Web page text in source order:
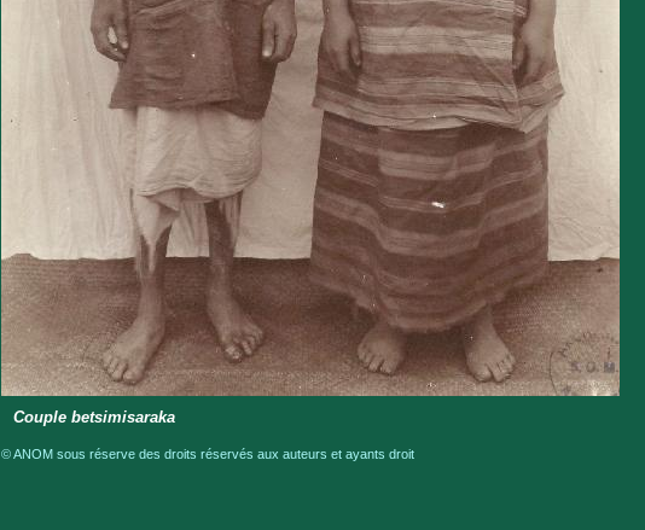
Couple betsimisaraka
© ANOM sous réserve des droits réservés aux auteurs et ayants droit